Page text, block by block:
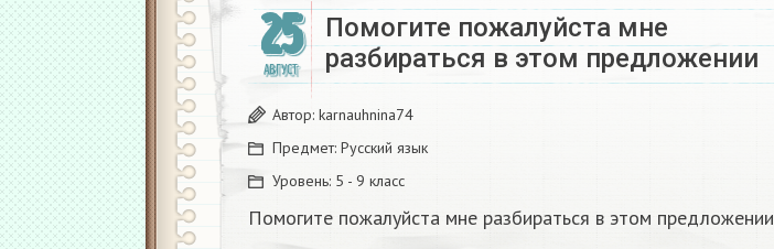
25
АВГУСТ
Помогите пожалуйста мне
разбираться в этом предложении
Автор: karnauhnina74
Предмет: Русский язык
Уровень: 5 - 9 класс
Помогите пожалуйста мне разбираться в этом предложении